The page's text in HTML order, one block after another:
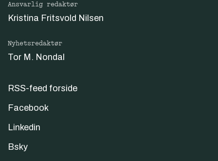
Ansvarlig redaktør
Kristina Fritsvold Nilsen
Nyhetsredaktør
Tor M. Nondal
RSS-feed forside
Facebook
Linkedin
Bsky